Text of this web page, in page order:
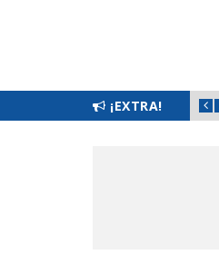
¡EXTRA!